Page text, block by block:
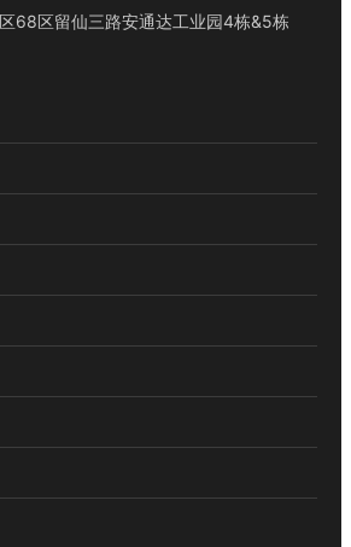
68区留仙三路安通达工业园4栋&5栋